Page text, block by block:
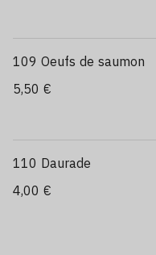
109 Oeufs de saumon
5,50 €
110 Daurade
4,00 €